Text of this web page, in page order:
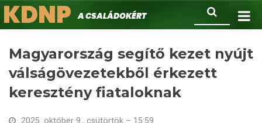
Ugrás
a
Keresés
KDNPA családokért.
Magyarország segítő kezet nyújt
válságövezetekből érkezett
keresztény fiataloknak
2025. október 9., csütörtök – 15:59